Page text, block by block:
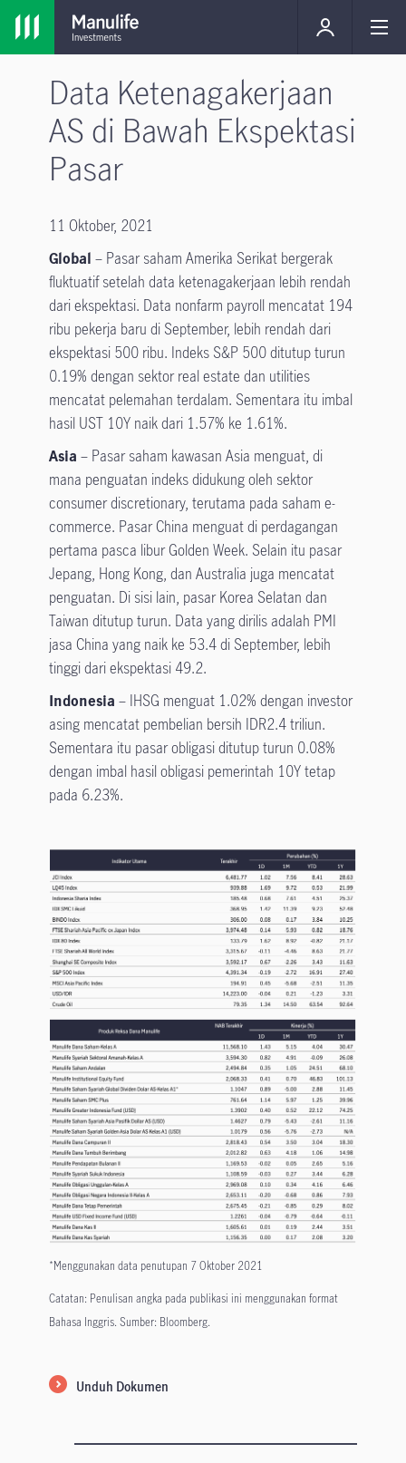
Data Ketenagakerjaan
AS di Bawah Ekspektasi
Pasar
11 Oktober, 2021
Global – Pasar saham Amerika Serikat bergerak
fluktuatif setelah data ketenagakerjaan lebih rendah
dari ekspektasi. Data nonfarm payroll mencatat 194
ribu pekerja baru di September, lebih rendah dari
ekspektasi 500 ribu. Indeks S&P 500 ditutup turun
0.19% dengan sektor real estate dan utilities
mencatat pelemahan terdalam. Sementara itu imbal
hasil UST 10Y naik dari 1.57% ke 1.61%.
Asia – Pasar saham kawasan Asia menguat, di
mana penguatan indeks didukung oleh sektor
consumer discretionary, terutama pada saham e-
commerce. Pasar China menguat di perdagangan
pertama pasca libur Golden Week. Selain itu pasar
Jepang, Hong Kong, dan Australia juga mencatat
penguatan. Di sisi lain, pasar Korea Selatan dan
Taiwan ditutup turun. Data yang dirilis adalah PMI
jasa China yang naik ke 53.4 di September, lebih
tinggi dari ekspektasi 49.2.
Indonesia – IHSG menguat 1.02% dengan investor
asing mencatat pembelian bersih IDR2.4 triliun.
Sementara itu pasar obligasi ditutup turun 0.08%
dengan imbal hasil obligasi pemerintah 10Y tetap
pada 6.23%.
*Menggunakan data penutupan 7 Oktober 2021
Catatan: Penulisan angka pada publikasi ini menggunakan format
Bahasa Inggris. Sumber: Bloomberg.
Unduh Dokumen